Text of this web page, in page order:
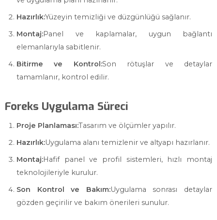
Hazırlık:Yüzeyin temizliği ve düzgünlüğü sağlanır.
Montaj:Panel ve kaplamalar, uygun bağlantı
elemanlarıyla sabitlenir.
Bitirme ve Kontrol:Son rötuşlar ve detaylar
tamamlanır, kontrol edilir.
Foreks Uygulama Süreci
Proje Planlaması:Tasarım ve ölçümler yapılır.
Hazırlık:Uygulama alanı temizlenir ve altyapı hazırlanır.
Montaj:Hafif panel ve profil sistemleri, hızlı montaj
teknolojileriyle kurulur.
Son Kontrol ve Bakım:Uygulama sonrası detaylar
gözden geçirilir ve bakım önerileri sunulur.